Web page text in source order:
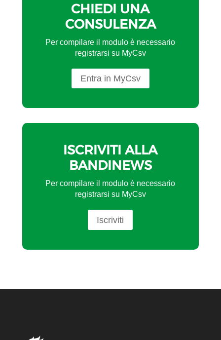
CHIEDI UNA
CONSULENZA
Per compilare il modulo è necessario
registrarsi su MyCsv
Entra in MyCsv
ISCRIVITI ALLA
BANDINEWS
Per compilare il modulo è necessario
registrarsi su MyCsv
Iscriviti